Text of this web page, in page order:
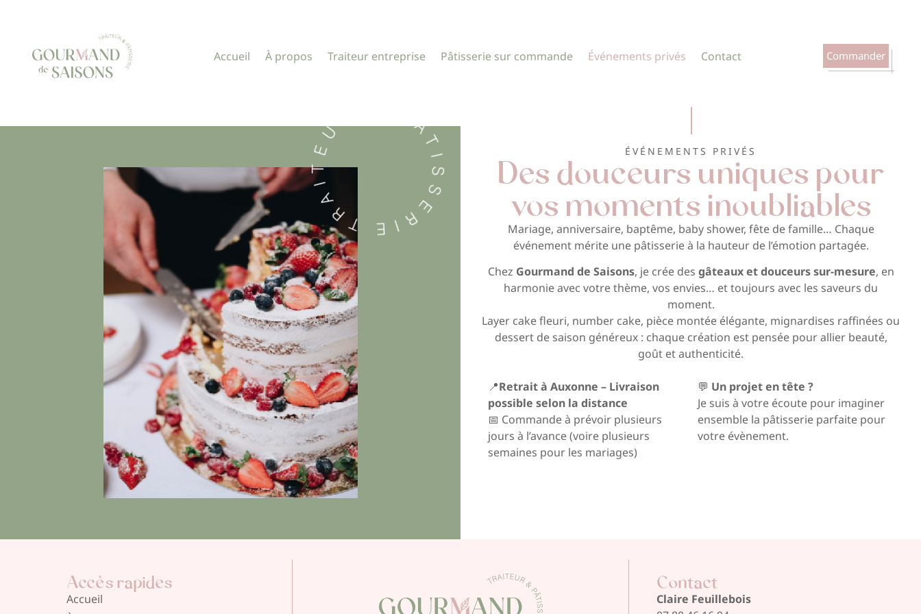
Accueil À propos Traiteur entreprise Pâtisserie sur commande Événements privés Contact Commander
ÉVÉNEMENTS PRIVÉS
Des douceurs uniques pour
vos moments inoubliables
Mariage, anniversaire, baptême, baby shower, fête de famille… Chaque
événement mérite une pâtisserie à la hauteur de l’émotion partagée.
Chez Gourmand de Saisons, je crée des gâteaux et douceurs sur-mesure, en
harmonie avec votre thème, vos envies… et toujours avec les saveurs du
moment.
Layer cake fleuri, number cake, pièce montée élégante, mignardises raffinées ou
dessert de saison généreux : chaque création est pensée pour allier beauté,
goût et authenticité.
💬 Un projet en tête ?
Je suis à votre écoute pour imaginer
ensemble la pâtisserie parfaite pour
votre évènement.
📍Retrait à Auxonne – Livraison
possible selon la distance
📅 Commande à prévoir plusieurs
jours à l’avance (voire plusieurs
semaines pour les mariages)
Accès rapides
Accueil
Contact
Claire Feuillebois